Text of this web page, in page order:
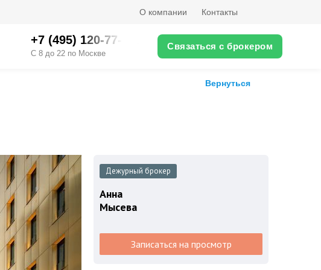
О компании Контакты
+7 (495) ‎120-77-XX
С 8 до 22 по Москве
Связаться с брокером
Вернуться
Дежурный брокер
Анна
Мысева
Записаться на просмотр